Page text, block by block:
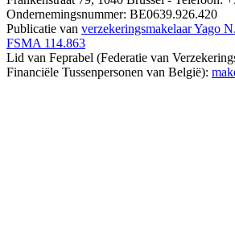
Ondernemingsnummer: BE0639.926.420
Publicatie van verzekeringsmakelaar Yago
FSMA 114.863
Lid van Feprabel (Federatie van
Financiële Tussenpersonen van België):